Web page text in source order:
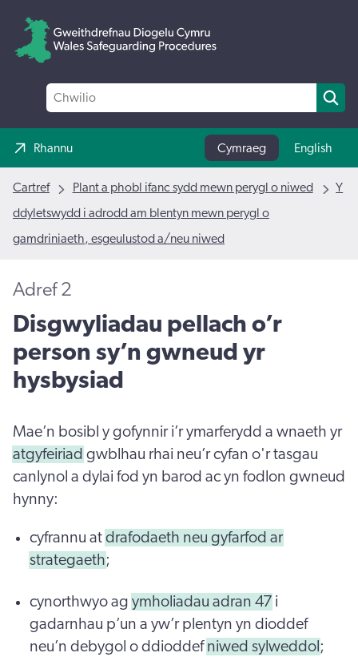
Rhannu Cymraeg English
Cartref Plant a phobl ifanc sydd mewn perygl o niwed
Y
ddyletswydd i adrodd am blentyn mewn perygl o
gamdriniaeth, esgeulustod a/neu niwed
Disgwyliadau pellach o’r
person sy’n gwneud yr
hysbysiad
Adref 2
Mae’n bosibl y gofynnir i’r ymarferydd a wnaeth yr
atgyfeiriad gwblhau rhai neu’r cyfan o'r tasgau
canlynol a dylai fod yn barod ac yn fodlon gwneud
hynny:
cyfrannu at drafodaeth neu gyfarfod ar
strategaeth;
cynorthwyo ag ymholiadau adran 47i
gadarnhau p’un a yw’r plentyn yn dioddef
neu’n debygol o ddioddef niwed sylweddol ;